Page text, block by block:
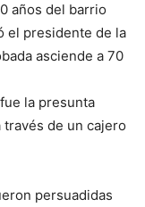
años del barrio
el presidente de la
asciende a 70
la presunta
través de un cajero
persuadidas